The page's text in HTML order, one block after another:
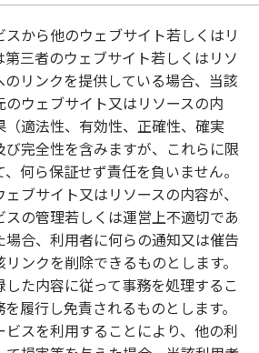
から他のウェブサイト若しくはリ
三者のウェブサイト若しくはリソ
リンクを提供している場合、当該
のウェブサイト又はリソースの内
適法性、有効性、正確性、確実
完全性を含みますが、これらに限
何ら保証せず責任を負いません。
ブサイト又はリソースの内容が、
の管理若しくは運営上不適切であ
場合、利用者に何らの通知又は催告
ンクを削除できるものとします。
た内容に従って事務を処理するこ
履行し免責されるものとします。
スを利用することにより、他の利